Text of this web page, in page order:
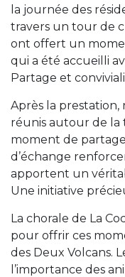
la journée des
travers un tour de
ont offert un
qui a été accueilli
Partage et
Après la prestation,
réunis autour de
moment de
d’échange
apportent un
Une initiative
La chorale de La
pour offrir ces
des Deux Volcans.
l’importance des